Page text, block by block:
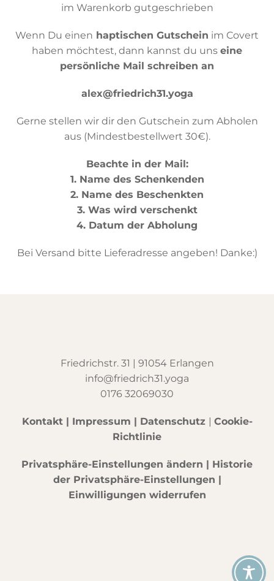
im Warenkorb gutgeschrieben
Wenn Du einen haptischen Gutschein im Covert
haben möchtest, dann kannst du uns eine
persönliche Mail schreiben an
alex@friedrich31.yoga
Gerne stellen wir dir den Gutschein zum Abholen
aus (Mindestbestellwert 30€).
Beachte in der Mail:
1. Name des Schenkenden
2. Name des Beschenkten
3. Was wird verschenkt
4. Datum der Abholung
Bei Versand bitte Lieferadresse angeben! Danke:)
Friedrichstr. 31 | 91054 Erlangen
info@friedrich31.yoga
0176 32069030
Kontakt| Impressum | Datenschutz | Cookie-
Richtlinie
Privatsphäre-Einstellungen ändern | Historie
der Privatsphäre-Einstellungen |
Einwilligungen widerrufen